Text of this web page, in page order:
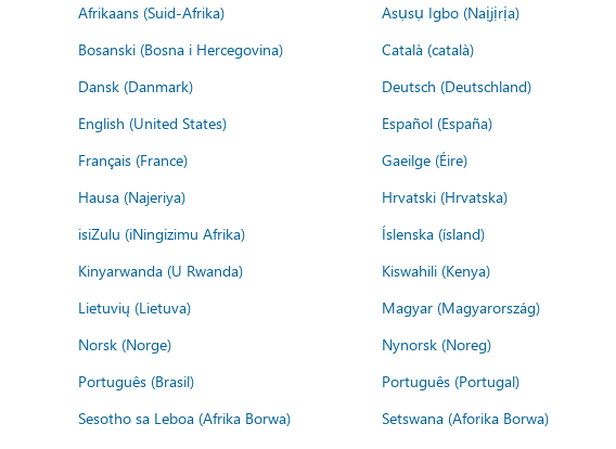
Afrikaans (Suid-Afrika) Asụsụ Igbo (Naịjịrịa)
Bosanski (Bosna i Hercegovina)
Català (català)
Dansk (Danmark)
Deutsch (Deutschland)
English (United States)
Español (España)
Français (France)
Gaeilge (Éire)
Hausa (Najeriya)
Hrvatski (Hrvatska)
isiZulu (iNingizimu Afrika)
Íslenska (ísland)
Kinyarwanda (U Rwanda)
Kiswahili (Kenya)
Lietuvių (Lietuva)
Magyar (Magyarország)
Norsk (Norge)
Nynorsk (Noreg)
Português (Brasil)
Português (Portugal)
Sesotho sa Leboa (Afrika Borwa)
Setswana (Aforika Borwa)